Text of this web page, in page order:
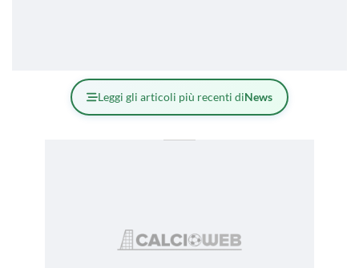
Leggi gli articoli più recenti diNews